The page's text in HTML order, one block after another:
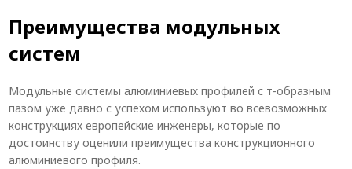
Преимущества модульных
систем
Модульные системы алюминиевых профилей с т-образным
пазом уже давно с успехом используют во всевозможных
конструкциях европейские инженеры, которые по
достоинству оценили преимущества конструкционного
алюминиевого профиля.